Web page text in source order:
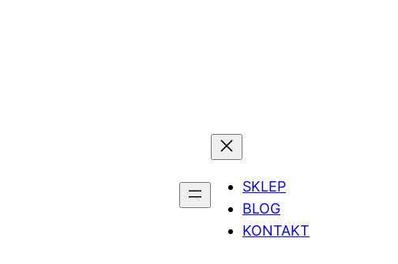
SKLEP
BLOG
KONTAKT